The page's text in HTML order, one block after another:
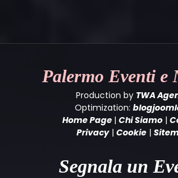
Palermo Eventi e
Production by TWA
Optimization:
Home Page | Chi Siamo|
Privacy| Cookie |
Segnala un